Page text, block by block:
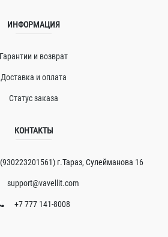
ИНФОРМАЦИЯ
Гарантии и возврат
Доставка и оплата
Статус заказа
КОНТАКТЫ
г.Тараз, Сулейманова 16
support@vavellit.com
+7 777 141-8008